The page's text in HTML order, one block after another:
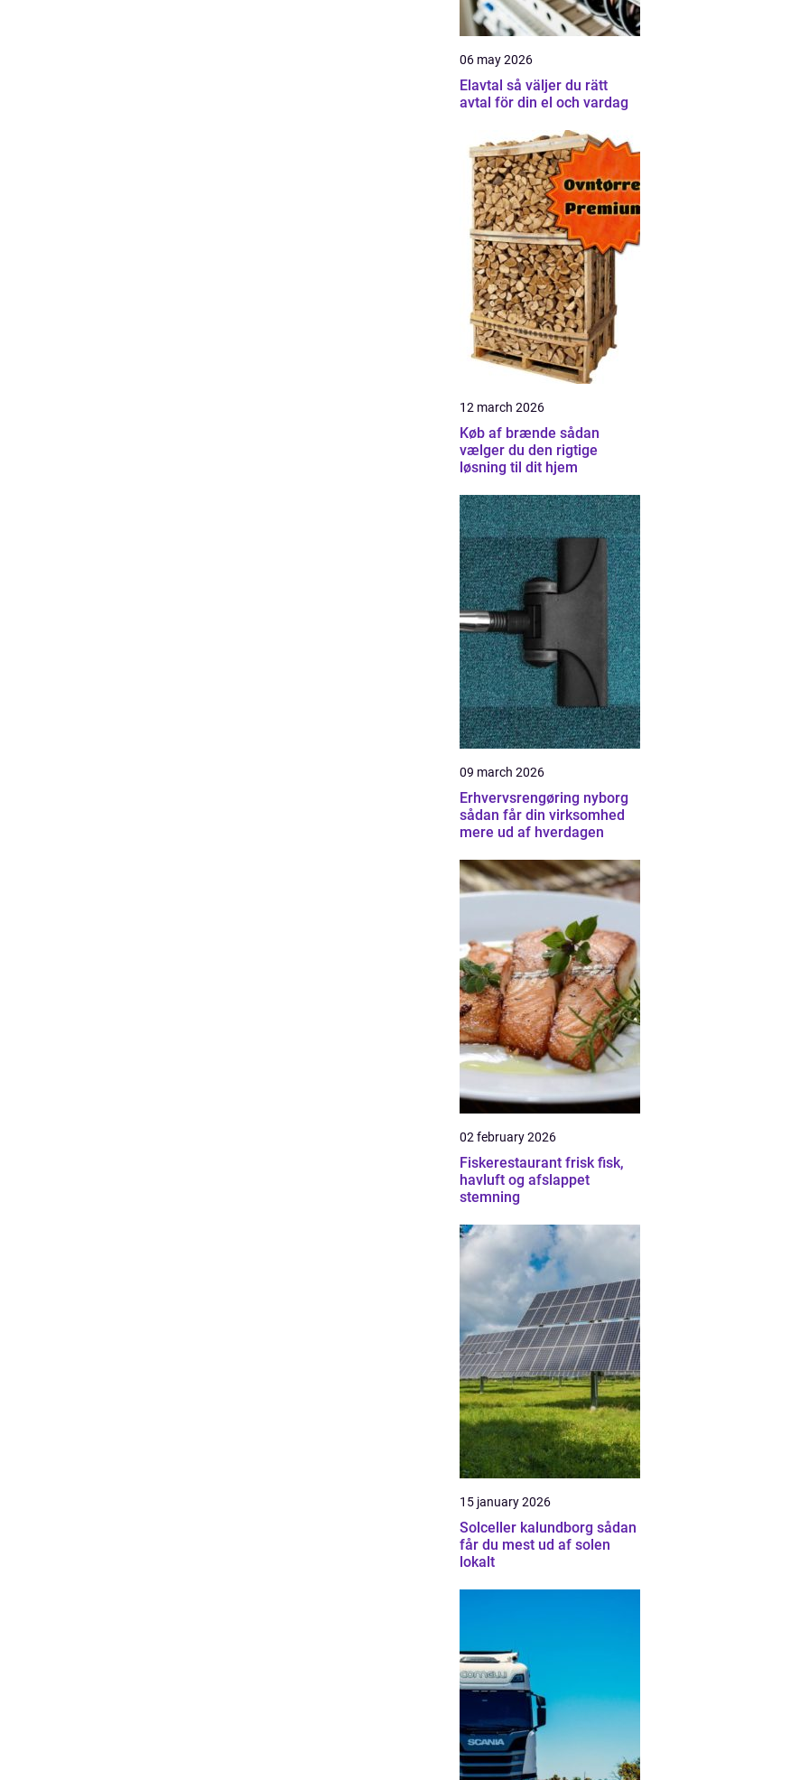
06 may 2026
Elavtal så väljer du rätt
avtal för din el och vardag
12 march 2026
Køb af brænde sådan
vælger du den rigtige
løsning til dit hjem
09 march 2026
Erhvervsrengøring nyborg
sådan får din virksomhed
mere ud af hverdagen
02 february 2026
Fiskerestaurant frisk fisk,
havluft og afslappet
stemning
15 january 2026
Solceller kalundborg sådan
får du mest ud af solen
lokalt